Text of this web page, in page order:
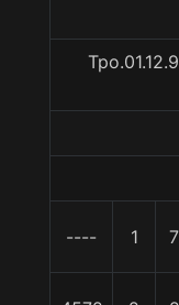
---- 1 7